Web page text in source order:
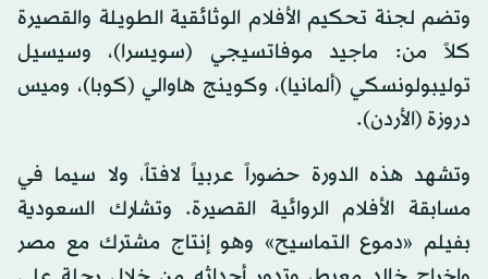
وتضم لجنة تحكيم الأفلام الوثائقية الطويلة والقصيرة
كلاً من: ماجيد موفاتسيجي (سويسرا)، وسيسيل
توليبولونسكي (ألمانيا)، وكوينج هاوالي (كوبا)، وميس
دروزة (الأردن).
وتشهد هذه الدورة حضوراً عربياً لافتاً، ولا سيما في
مسابقة الأفلام الروائية القصيرة. وتشارك السعودية
بفيلم «دموع التماسيح» وهو إنتاج مشترك مع مصر